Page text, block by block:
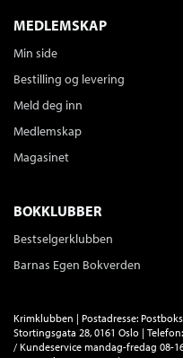
MEDLEMSKAP
Min side
Bestilling og levering
Meld deg inn
Medlemskap
Magasinet
BOKKLUBBER
Bestselgerklubben
Barnas Egen Bokverden
Krimklubben | Postadresse:
Stortingsgata 28, 0161 Oslo |
/ Kundeservice mandag-fredag 08-